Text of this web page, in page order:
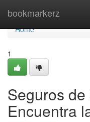
bookmarkerz
Home
Home
1
Seguros
Encuentra